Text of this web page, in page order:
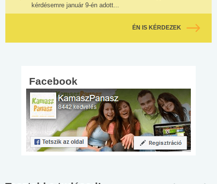
kérdésemre január 9-én adott...
ÉN IS KÉRDEZEK
Facebook